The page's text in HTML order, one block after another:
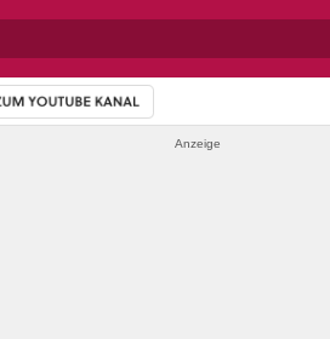
YOUTUBE-KANAL